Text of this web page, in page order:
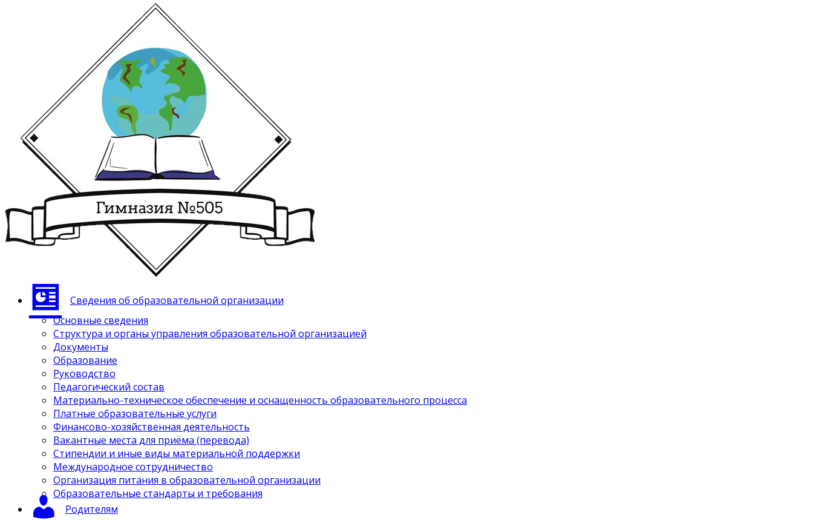
Сведения об образовательной организации
Основные сведения
Структура и органы управления образовательной организацией
Документы
Образование
Руководство
Педагогический состав
Материально-техническое обеспечение и оснащенность образовательного процесса
Платные образовательные услуги
Финансово-хозяйственная деятельность
Вакантные места для приёма (перевода)
Стипендии и иные виды материальной поддержки
Международное сотрудничество
Организация питания в образовательной организации
Образовательные стандарты и требования
Родителям